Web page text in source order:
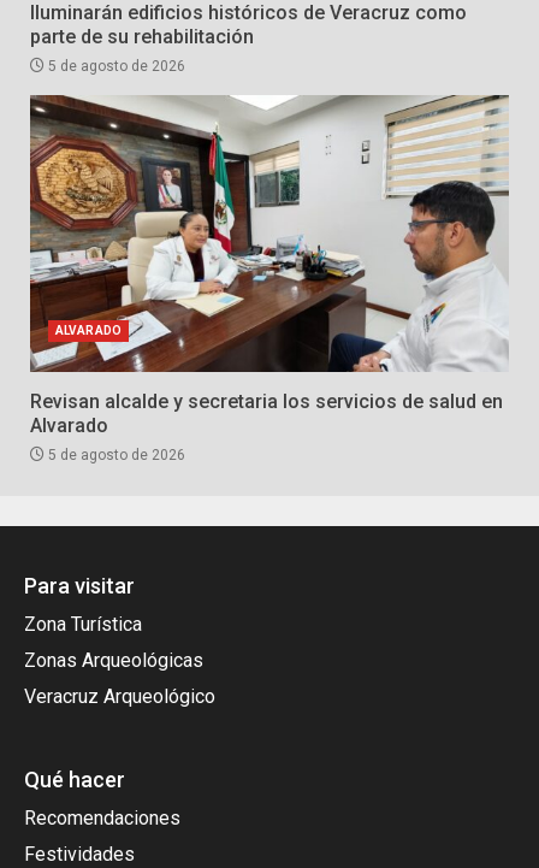
Iluminarán edificios históricos de Veracruz como
parte de su rehabilitación
5 de agosto de 2026
ALVARADO
Revisan alcalde y secretaria los servicios de salud en
Alvarado
5 de agosto de 2026
Para visitar
Zona Turística
Zonas Arqueológicas
Veracruz Arqueológico
Qué hacer
Recomendaciones
Festividades